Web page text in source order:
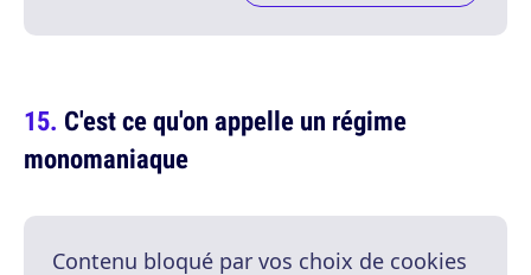
C'est ce qu'on appelle un régime
monomaniaque
Contenu bloqué par vos choix de cookies